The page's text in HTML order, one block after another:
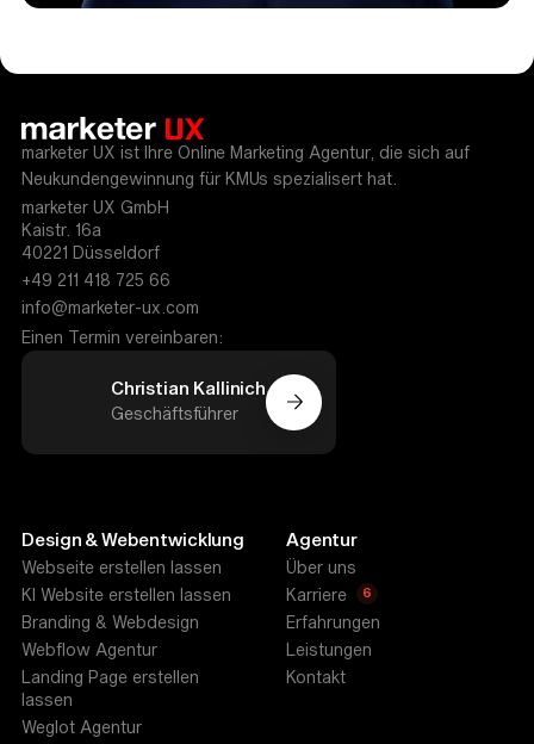
marketer UX ist Ihre Online Marketing Agentur, die sich auf
Neukundengewinnung für KMUs spezialisert hat.
marketer UX GmbH
Kaistr. 16a
40221 Düsseldorf
+49 211 418 725 66
info@marketer-ux.com
Einen Termin vereinbaren:
Christian Kallinich
Geschäftsführer
Design & Webentwicklung
Webseite erstellen lassen
KI Website erstellen lassen
Branding & Webdesign
Webflow Agentur
Landing Page erstellen
lassen
Weglot Agentur
Agentur
Über uns
Karriere
6
Erfahrungen
Leistungen
Kontakt